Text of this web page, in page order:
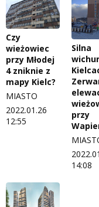
Czy
wieżowiec
przy Młodej
4 zniknie z
mapy Kielc?
MIASTO
2022.01.26
12:55
Silna
przy
14:08